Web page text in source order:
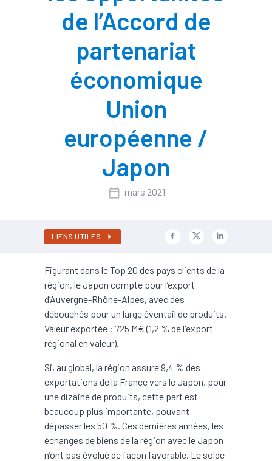
de l’Accord de
partenariat
économique
Union
européenne /
Japon
mars 2021
LIENS UTILES
Figurant dans le Top 20 des pays clients de la
région, le Japon compte pour l’export
d’Auvergne-Rhône-Alpes, avec des
débouchés pour un large éventail de produits.
Valeur exportée : 725 M€ (1,2 % de l'export
régional en valeur).
Si, au global, la région assure 9,4 % des
exportations de la France vers le Japon, pour
une dizaine de produits, cette part est
beaucoup plus importante, pouvant
dépasser les 50 %. Ces dernières années, les
échanges de biens de la région avec le Japon
n’ont pas évolué de façon favorable. Le solde